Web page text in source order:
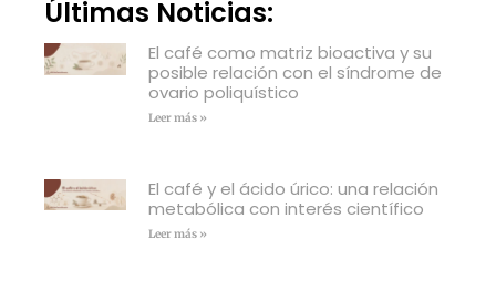
Últimas Noticias:
El café como matriz bioactiva y su
posible relación con el síndrome de
ovario poliquístico
Leer más »
El café y el ácido úrico: una relación
metabólica con interés científico
Leer más »